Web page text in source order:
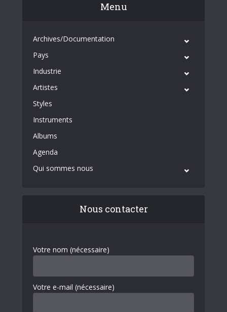
Menu
Archives/Documentation
Pays
Industrie
Artistes
Styles
Instruments
Albums
Agenda
Qui sommes nous
Nous contacter
Votre nom (nécessaire)
Votre e-mail (nécessaire)